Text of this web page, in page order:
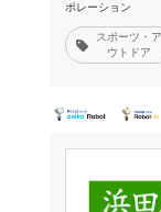
ポレーション
スポーツ・ア
ウトドア